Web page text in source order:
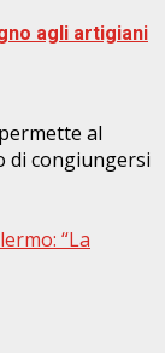
agli artigiani
al
di congiungersi
“La